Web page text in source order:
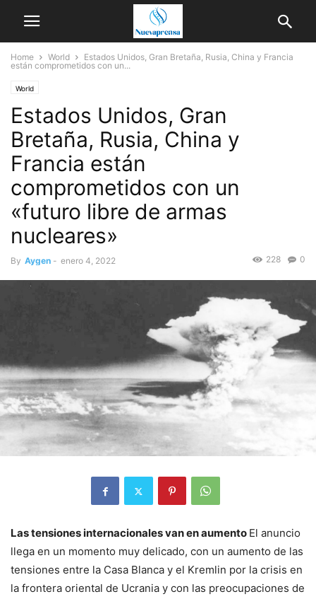
Home World
Estados Unidos, Gran Bretaña, Rusia, China y Francia
están comprometidos con un...
World
Estados Unidos, Gran
Bretaña, Rusia, China y
Francia están
comprometidos con un
«futuro libre de armas
nucleares»
By Aygen - enero 4, 2022 0
228
Las tensiones internacionales van en aumento El anuncio
llega en un momento muy delicado, con un aumento de las
tensiones entre la Casa Blanca y el Kremlin por la crisis en
la frontera oriental de Ucrania y con las preocupaciones de